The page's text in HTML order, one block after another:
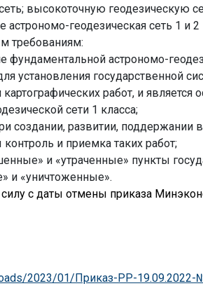
высокоточную геодезическую
астрономо-геодезическая сеть 1 и
требованиям:
фундаментальной астрономо-
установления государственной
картографических работ, и
сети 1 класса;
создании, развитии, поддержании
и приемка таких работ;
и «утраченные» пункты
и «уничтоженные».
с даты отмены приказа
2023/01/Приказ-РР-